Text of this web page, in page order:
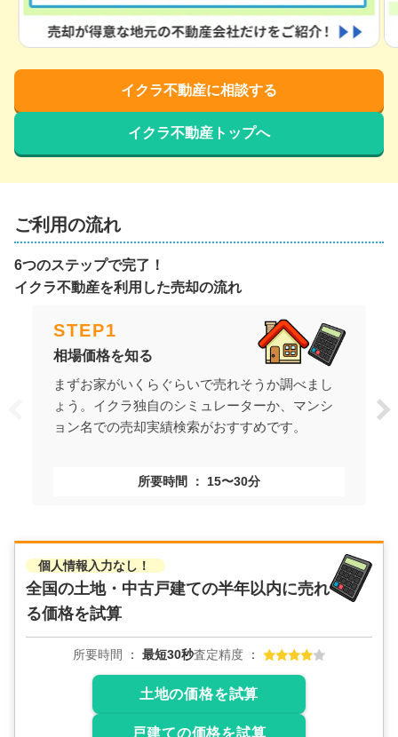
イクラ不動産に相談する
イクラ不動産トップへ
ご利用の流れ
6つのステップで完了！
イクラ不動産を利用した売却の流れ
STEP1
相場価格を知る
まずお家がいくらぐらいで売れそうか調べまし
ょう。イクラ独自のシミュレーターか、マンシ
ョン名での売却実績検索がおすすめです。
所要時間 15〜30分
個人情報入力なし！
全国の土地・中古戸建ての半年以内に売れ
る価格を試算
所要時間 最短30秒査定精度
土地の価格を試算
戸建ての価格を試算